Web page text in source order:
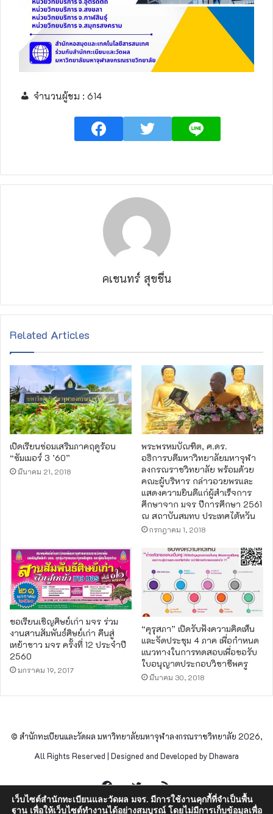
จำนวนผู้ชม : 614
คเชนทร์ สุขชื่น
Related Articles
เปิดเรียนซ่อมเสริมภาคฤดูร้อน
“ซัมเมอร์ 3 ’60”
มีนาคม 21, 2018
พระพรหมบัณฑิต, ศ.ดร.
อธิการบดีมหาวิทยาลัยมหาจุฬา
ลงกรณราชวิทยาลัย พร้อมด้วย
คณะผู้บริหาร กล่าวอวยพรและ
แสดงความยินดีแก่ผู้สำเร็จการ
ศึกษาจาก มจร ปีการศึกษา 2561
ณ สถาบันสมทบ ประเทศไต้หวัน
กรกฎาคม 1, 2018
ขอเรียนเชิญศิษย์เก่า มจร ร่วม
งานสานสัมพันธ์ศิษย์เก่า คืนสู่
เหย้าชาว มจร ครั้งที่ 12 ประจำปี
2560
มกราคม 19, 2017
“คุรุสภา” เปิดรับฟังความคิดเห็น
และจัดประชุม 4 ภาค เพื่อกำหนด
แนวทางในการทดสอบเพื่อขอรับ
ใบอนุญาตประกอบวิชาชีพครู
มีนาคม 30, 2018
© สำนักทะเบียนและวัดผล มหาวิทยาลัยมหาจุฬาลงกรณราชวิทยาลัย 2026,
All Rights Reserved | Designed and Developed by Dhawara
FacebookTwitterRSS
เว็บไซต์สำนักทะเบียนและวัดผล มจร. มีการใช้งานคุกกี้ที่จำเป็นพื้น
ฐาน เพื่อให้เว็บไซต์ทำงานได้อย่างสมบูรณ์ โดยไม่มีการเก็บข้อมูลเพื่อ